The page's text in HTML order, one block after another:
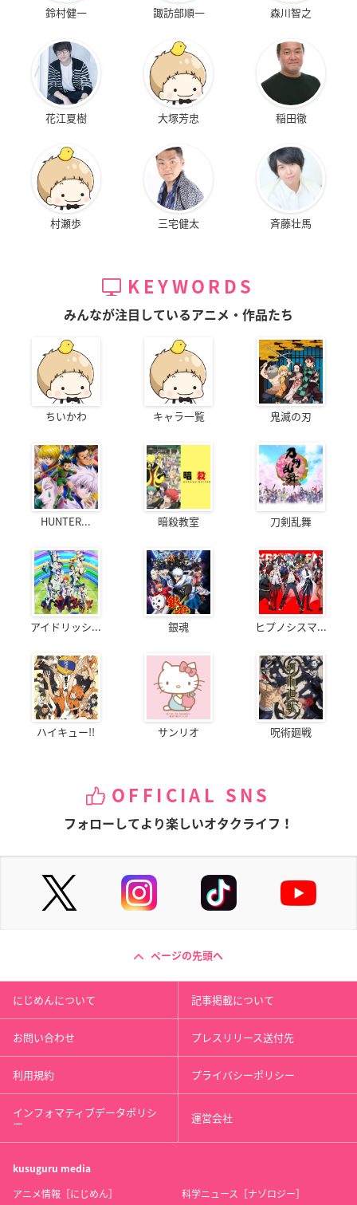
鈴村健一 諏訪部順一 森川智之
花江夏樹 大塚芳忠 稲田徹
村瀬歩 三宅健太 斉藤壮馬
KEYWORDS
みんなが注目しているアニメ・作品たち
ちいかわ キャラ一覧 鬼滅の刃
HUNTER... 暗殺教室 刀剣乱舞
アイドリッシ... 銀魂 ヒプノシスマ...
ハイキュー!! サンリオ 呪術廻戦
OFFICIAL SNS
フォローしてより楽しいオタクライフ！
ページの先頭へ
にじめんについて 記事掲載について
お問い合わせ プレスリリース送付先
利用規約 プライバシーポリシー
インフォマティブデータポリシ
ー 運営会社
kusuguru media
アニメ情報［にじめん］ 科学ニュース［ナゾロジー］